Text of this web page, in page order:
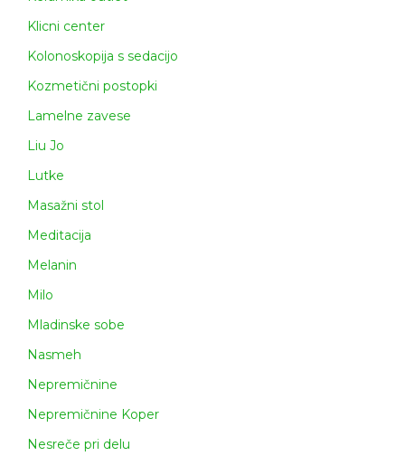
Klicni center
Kolonoskopija s sedacijo
Kozmetični postopki
Lamelne zavese
Liu Jo
Lutke
Masažni stol
Meditacija
Melanin
Milo
Mladinske sobe
Nasmeh
Nepremičnine
Nepremičnine Koper
Nesreče pri delu